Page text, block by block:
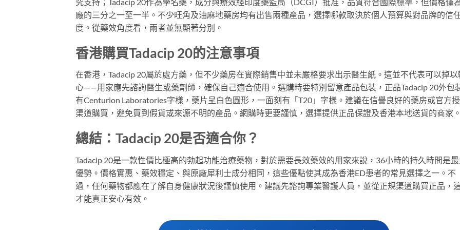
廠的三分之一至一半。不少旺角及油麻地藥房均有出售兩種產品，選擇哪款取決於個人預算與對品牌的信
度。從藥效角度看，兩者並無顯著分別。
香港購買Tadacip 20的注意事項
在香港，Tadacip 20屬於處方藥，但不少藥房在實際銷售中並未嚴格要求出示醫生紙。這並不代表可以掉以
心——用家應先諮詢醫生或藥劑師，確保自己適合使用。選購時要特別留意產品包裝，正品Tadacip 20外包
有Centurion Laboratories字樣，藥片呈白色圓形，一面刻有「T20」字樣。建議在信譽良好的藥房或官方
渠道購買，避免買到假貨或來源不明的產品。網購時更要謹慎，選擇提供正品保證及香港本地送貨的商家。
總結：Tadacip 20是否適合你？
Tadacip 20是一款性價比極高的勃起功能治療藥物，對於需要長效藥效的用家來說，36小時的持久時間是
優勢。價格實惠、藥效穩定、與原廠犀利士成分相同，這些優點使其成為香港ED患者的常見選擇之一。不
過，任何藥物都應在了解自身健康狀況後謹慎使用。建議先諮詢專業醫護人員，並從正規渠道購買正品，
才能真正安心有效。